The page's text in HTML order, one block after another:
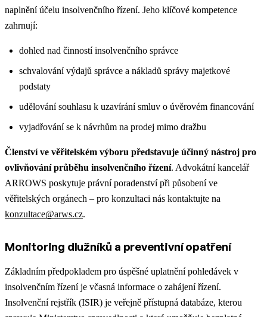
naplnění účelu insolvenčního řízení. Jeho klíčové kompetence
zahrnují:
dohled nad činností insolvenčního správce
schvalování výdajů správce a nákladů správy majetkové
podstaty
udělování souhlasu k uzavírání smluv o úvěrovém financování
vyjadřování se k návrhům na prodej mimo dražbu
Členství ve věřitelském výboru představuje účinný nástroj pro
ovlivňování průběhu insolvenčního řízení. Advokátní kancelář
ARROWS poskytuje právní poradenství při působení ve
věřitelských orgánech – pro konzultaci nás kontaktujte na
konzultace@arws.cz.
Monitoring dlužníků a preventivní opatření
Základním předpokladem pro úspěšné uplatnění pohledávek v
insolvenčním řízení je včasná informace o zahájení řízení.
Insolvenční rejstřík (ISIR) je veřejně přístupná databáze, kterou